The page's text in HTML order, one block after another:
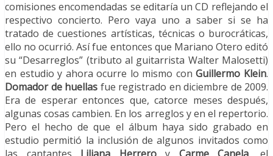
comisiones encomendadas se editaría un CD reflejando el
respectivo concierto. Pero vaya uno a saber si se ha
tratado de cuestiones artísticas, técnicas o burocráticas,
ello no ocurrió. Así fue entonces que Mariano Otero editó
su “Desarreglos” (tributo al guitarrista Walter Malosetti)
en estudio y ahora ocurre lo mismo conGuillermo Klein.
Domador de huellas fue registrado en diciembre de 2009.
Era de esperar entonces que, catorce meses después,
algunas cosas cambien. En los arreglos y en el repertorio.
Pero el hecho de que el álbum haya sido grabado en
estudio permitió la inclusión de algunos invitados como